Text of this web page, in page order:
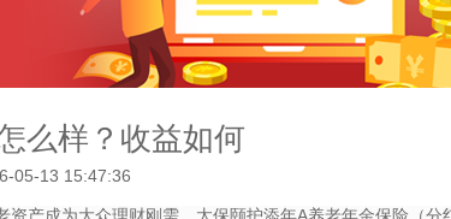
么样？收益如何
05-13 15:47:36